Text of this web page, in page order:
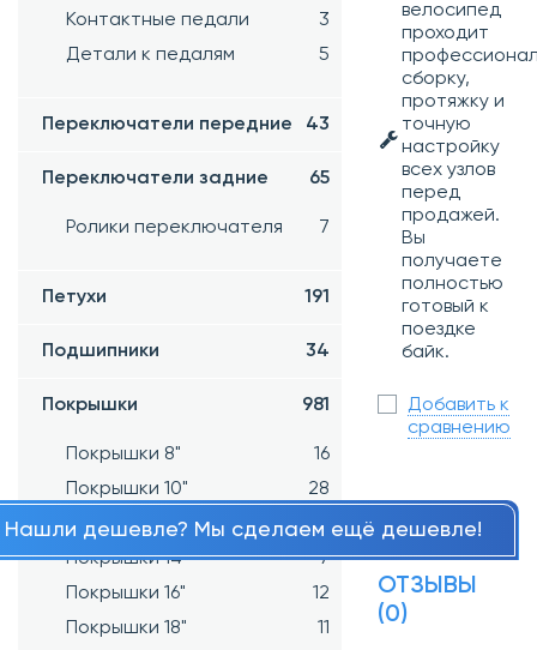
Контактные педали
3
Детали к педалям
5
Переключатели передние 43
Переключатели задние 65
Ролики переключателя 7
Петухи 191
Подшипники 34
Покрышки 981
Покрышки 8"
16
Покрышки 10"
28
Покрышки 12"
32
Покрышки 14"
7
Покрышки 16"
12
Покрышки 18"
11
велосипед
проходит
сборку,
протяжку и
точную
настройку
всех узлов
перед
продажей.
Вы
получаете
полностью
готовый к
поездке
байк.
Добавить к
сравнению
Нашли дешевле? Мы сделаем ещё дешевле!
ОТЗЫВЫ
(0)